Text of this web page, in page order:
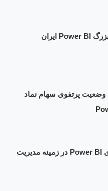
چهارمین مسابقه بزرگ Power BI ایران
پرتفوی سهام نماد
نمونه کار پاوربی‌آی Power BI در زمینه مدیریت